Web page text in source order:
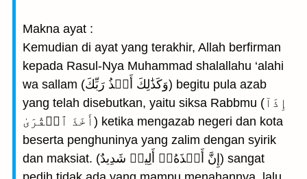
Makna ayat :
Kemudian di ayat yang terakhir, Allah berfirman
kepada Rasul-Nya Muhammad shalallahu ‘alahi
wa sallam (وَكَذَٰلِكَ أَخۡذُ رَبِّكَ) begitu pula azab
yang telah disebutkan, yaitu siksa Rabbmu (إِذَآ
أَخَذَ ٱلۡقُرَىٰ) ketika mengazab negeri dan kota
beserta penghuninya yang zalim dengan syirik
dan maksiat. (إِنَّ أَخۡذَهُۥٓ أَلِيمٞ شَدِيدٌ) sangat